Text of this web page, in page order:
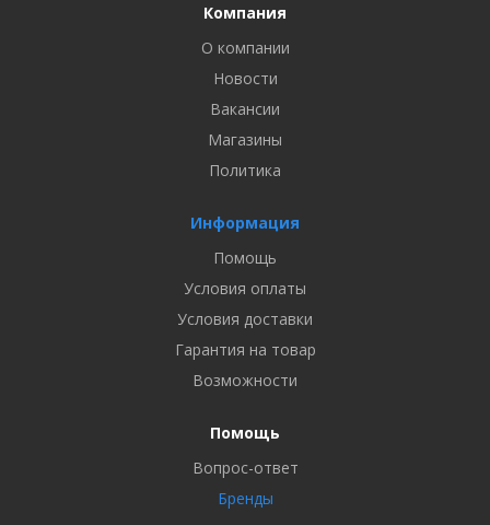
Компания
О компании
Новости
Вакансии
Магазины
Политика
Информация
Помощь
Условия оплаты
Условия доставки
Гарантия на товар
Возможности
Помощь
Вопрос-ответ
Бренды